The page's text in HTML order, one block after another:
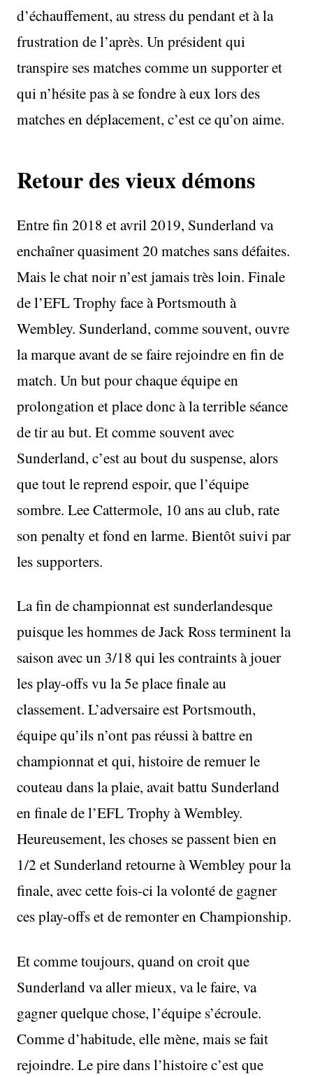
d’échauffement, au stress du pendant et à la
frustration de l’après. Un président qui
transpire ses matches comme un supporter et
qui n’hésite pas à se fondre à eux lors des
matches en déplacement, c’est ce qu’on aime.
Retour des vieux démons
Entre fin 2018 et avril 2019, Sunderland va
enchaîner quasiment 20 matches sans défaites.
Mais le chat noir n’est jamais très loin. Finale
de l’EFL Trophy face à Portsmouth à
Wembley. Sunderland, comme souvent, ouvre
la marque avant de se faire rejoindre en fin de
match. Un but pour chaque équipe en
prolongation et place donc à la terrible séance
de tir au but. Et comme souvent avec
Sunderland, c’est au bout du suspense, alors
que tout le reprend espoir, que l’équipe
sombre. Lee Cattermole, 10 ans au club, rate
son penalty et fond en larme. Bientôt suivi par
les supporters.
La fin de championnat est sunderlandesque
puisque les hommes de Jack Ross terminent la
saison avec un 3/18 qui les contraints à jouer
les play-offs vu la 5e place finale au
classement. L’adversaire est Portsmouth,
équipe qu’ils n’ont pas réussi à battre en
championnat et qui, histoire de remuer le
couteau dans la plaie, avait battu Sunderland
en finale de l’EFL Trophy à Wembley.
Heureusement, les choses se passent bien en
1/2 et Sunderland retourne à Wembley pour la
finale, avec cette fois-ci la volonté de gagner
ces play-offs et de remonter en Championship.
Et comme toujours, quand on croit que
Sunderland va aller mieux, va le faire, va
gagner quelque chose, l’équipe s’écroule.
Comme d’habitude, elle mène, mais se fait
rejoindre. Le pire dans l’histoire c’est que